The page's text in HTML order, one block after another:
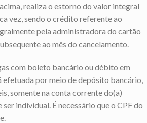
realiza o estorno do valor integral
vez, sendo o crédito referente ao
pela administradora do cartão
ao mês do cancelamento.
com boleto bancário ou débito em
efetuada por meio de depósito bancário,
somente na conta corrente do(a)
individual. É necessário que o CPF do